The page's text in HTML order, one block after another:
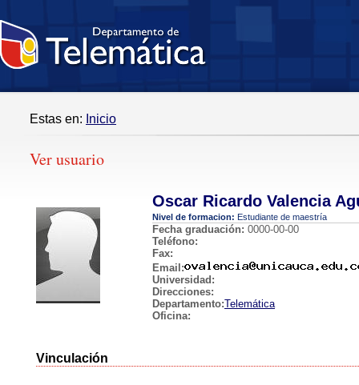
Estas en: Inicio
Ver usuario
Oscar Ricardo Valencia
Nivel de formacion: Estudiante de maestría
Fecha graduación: 0000-00-00
Teléfono:
Fax:
Email:
Universidad:
Direcciones:
Departamento:Telemática
Oficina:
Vinculación